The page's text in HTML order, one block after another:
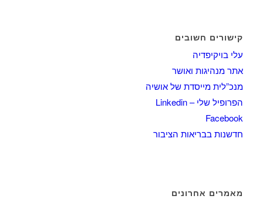
קישורים חשובים
עלי בויקיפדיה
אתר מנהיגות ואושר
מנכ”לית מייסדת של אושיה
הפרופיל שלי – Linkedin
Facebook
חדשנות בבריאות הציבור
מאמרים אחרונים